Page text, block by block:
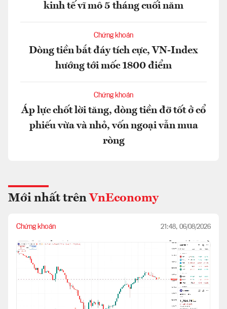
kinh tế vĩ mô 5 tháng cuối năm
Chứng khoán
Dòng tiền bắt đáy tích cực, VN-Index
hướng tới mốc 1800 điểm
Chứng khoán
Áp lực chốt lời tăng, dòng tiền đỡ tốt ở cổ
phiếu vừa và nhỏ, vốn ngoại vẫn mua
ròng
Mới nhất trên VnEconomy
Chứng khoán 21:48, 06/08/2026